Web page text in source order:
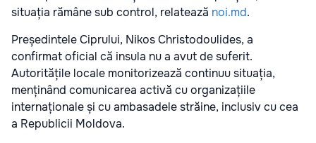
situația rămâne sub control, relatează noi.md.
Președintele Ciprului, Nikos Christodoulides, a
confirmat oficial că insula nu a avut de suferit.
Autoritățile locale monitorizează continuu situația,
menținând comunicarea activă cu organizațiile
internaționale și cu ambasadele străine, inclusiv cu cea
a Republicii Moldova.